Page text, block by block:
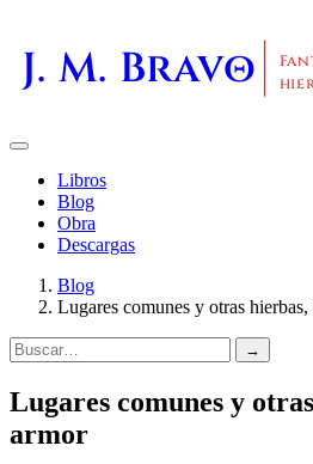
J. M. Bravo
Libros
Blog
Obra
Descargas
Blog
Lugares comunes y otras
→
Lugares comunes y
armor